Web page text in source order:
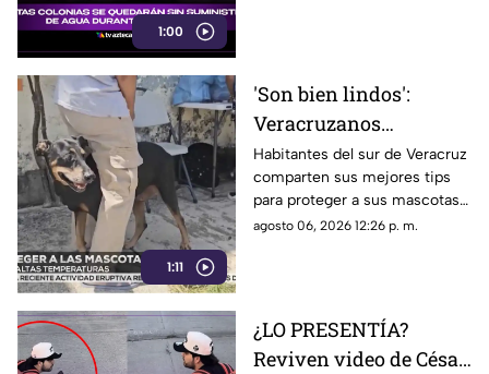
1:00
1:11
'Son bien lindos':
Veracruzanos
comparten SECRETOS
para cuidar a sus
MASCOTAS del CALOR
Habitantes del sur de Veracruz
comparten sus mejores tips
para proteger a sus mascotas
durante temporada de calor.
agosto 06, 2026 12:26 p. m.
¿LO PRESENTÍA?
Reviven video de César